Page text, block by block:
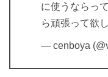
に使うならっ
ら頑張って欲
— cenboya